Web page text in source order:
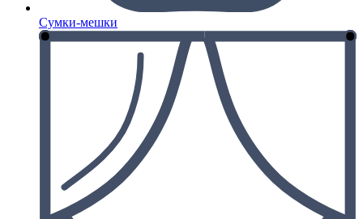
Сумки-мешки